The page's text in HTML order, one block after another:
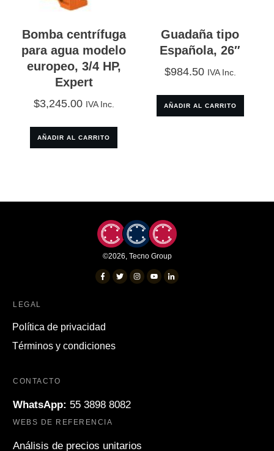
Bomba centrífuga
para agua modelo
europeo, 3/4 HP,
Expert
$3,245.00 IVA Inc.
AÑADIR AL CARRITO
Guadaña tipo
Española, 26″
$984.50 IVA Inc.
AÑADIR AL CARRITO
©2026, Tecno Group
LEGAL
Política de privacidad
Términos y condiciones
CONTACTO
WhatsApp: 55 3898 8082
WEBS DE REFERENCIA
Análisis de precios unitarios